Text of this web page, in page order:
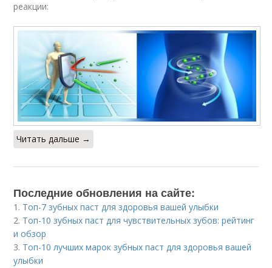
реакции:
Читать дальше →
Последние обновления на сайте:
1. Топ-7 зубных паст для здоровья вашей улыбки
2. Топ-10 зубных паст для чувствительных зубов: рейтинг
и обзор
3. Топ-10 лучших марок зубных паст для здоровья вашей
улыбки